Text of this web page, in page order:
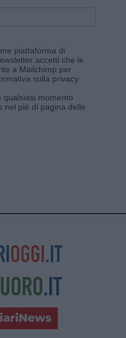
piattaforma di
accetti che le
a Mailchimp per
sulla privacy
qualsiasi momento
nel piè di pagina delle